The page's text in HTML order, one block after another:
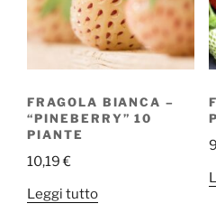
FRAGOLA BIANCA –
“PINEBERRY” 10
PIANTE
10,19€
Leggi tutto